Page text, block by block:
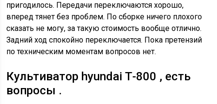
пригодилось. Передачи переключаются хорошо,
вперед тянет без проблем. По сборке ничего плохого
сказать не могу, за такую стоимость вообще отлично.
Задний ход спокойно переключается. Пока претензий
по техническим моментам вопросов нет.
Культиватор hyundai Т-800 , есть
вопросы .